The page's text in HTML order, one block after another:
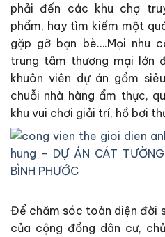
phải đến các khu chợ
phẩm, hay tìm kiếm một
gặp gỡ bạn bè….Mọi nhu
trung tâm thương mại lớn
khuôn viên dự án gồm
chuỗi nhà hàng ẩm thực,
khu vui chơi giải trí, hồ bơi
Để chăm sóc toàn diện đời
của cộng đồng dân cư,